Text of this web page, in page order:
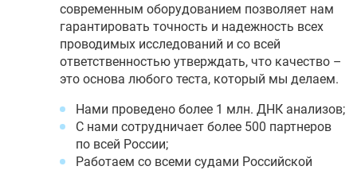
современным оборудованием позволяет нам
гарантировать точность и надежность всех
проводимых исследований и со всей
ответственностью утверждать, что качество –
это основа любого теста, который мы делаем.
Нами проведено более 1 млн. ДНК анализов;
С нами сотрудничает более 500 партнеров
по всей России;
Работаем со всеми судами Российской